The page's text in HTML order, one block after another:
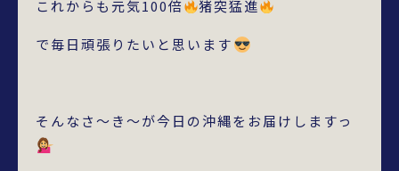
これからも元気100倍
猪突猛進
で毎日頑張りたいと思います
そんなさ～き～が今日の沖縄をお届けしますっ